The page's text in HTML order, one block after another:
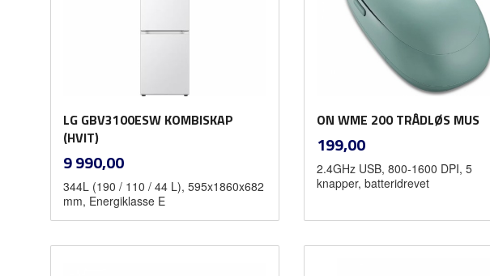
LG GBV3100ESW KOMBISKAP
(HVIT)
Pris
9 990,00mva.
344L (190 / 110 / 44 L), 595x1860x682
mm, Energiklasse E
ON WME 200 TRÅDLØS MUS
Pris
199,00mva.
2.4GHz USB, 800-1600 DPI, 5
knapper, batteridrevet